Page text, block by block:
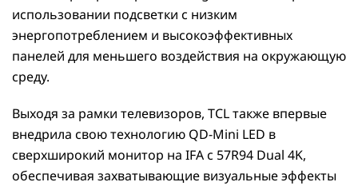
использовании подсветки с низким
энергопотреблением и высокоэффективных
панелей для меньшего воздействия на окружающую
среду.
Выходя за рамки телевизоров, TCL также впервые
внедрила свою технологию QD-Mini LED в
сверхширокий монитор на IFA с 57R94 Dual 4K,
обеспечивая захватывающие визуальные эффекты